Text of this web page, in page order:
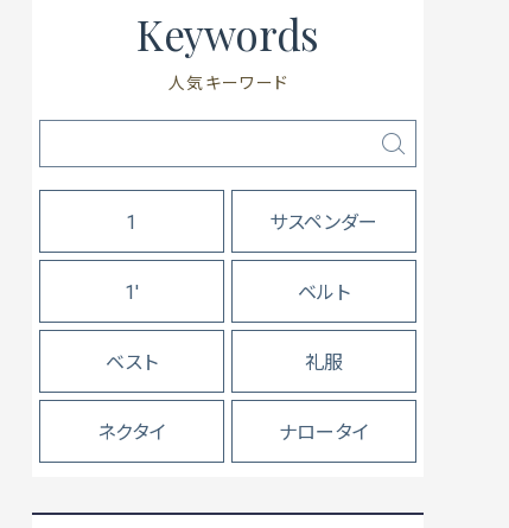
Keywords
人気キーワード
1 サスペンダー
1' ベルト
ベスト 礼服
ネクタイ ナロータイ